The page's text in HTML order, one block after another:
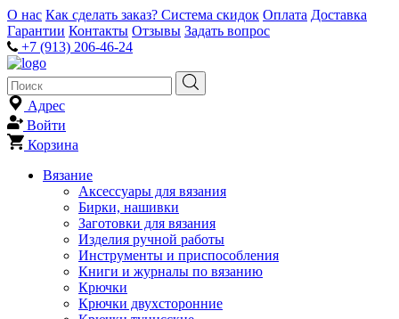
О нас Как сделать заказ? Система скидок Оплата Доставка
Гарантии Контакты Отзывы Задать вопрос
+7 (913) 206-46-24
Адрес
Войти
Корзина
Вязание
Аксессуары для вязания
Бирки, нашивки
Заготовки для вязания
Изделия ручной работы
Инструменты и приспособления
Книги и журналы по вязанию
Крючки
Крючки двухсторонние